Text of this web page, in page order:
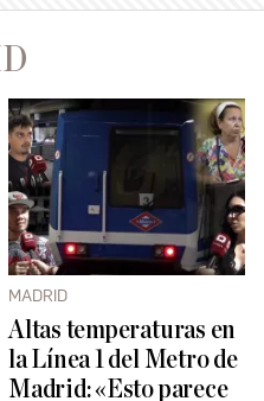
MADRID
Altas temperaturas en
la Línea 1 del Metro de
Madrid: «Esto parece